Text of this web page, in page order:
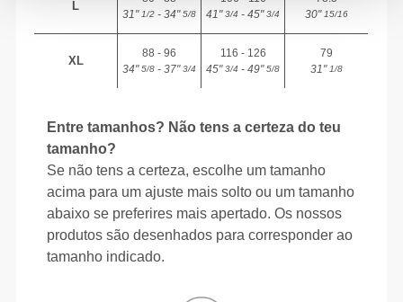
L
31"1/2 - 34"5/8
41"3/4 - 45"3/4
30"15/16
XL
88 - 96
34"5/8 - 37"3/4
116 - 126
45"3/4 - 49"5/8
79
31"1/8
Entre tamanhos? Não tens a certeza do teu
tamanho?
Se não tens a certeza, escolhe um tamanho
acima para um ajuste mais solto ou um tamanho
abaixo se preferires mais apertado. Os nossos
produtos são desenhados para corresponder ao
tamanho indicado.